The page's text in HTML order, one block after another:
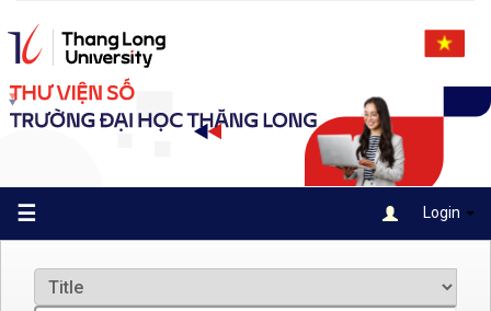
navigation
☰ Login